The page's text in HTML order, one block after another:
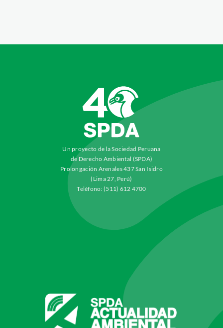
Un proyecto de la Sociedad Peruana
de Derecho Ambiental (SPDA)
Prolongación Arenales 437 San Isidro
(Lima 27, Perú)
Teléfono: (511) 612 4700